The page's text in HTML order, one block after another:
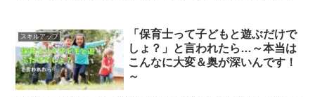
スキルアップ
「保育士って子どもと遊ぶだけで
しょ？」と言われたら…～本当は
こんなに大変＆奥が深いんです！
～